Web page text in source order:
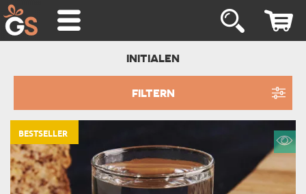
INITIALEN
FILTERN
BESTSELLER